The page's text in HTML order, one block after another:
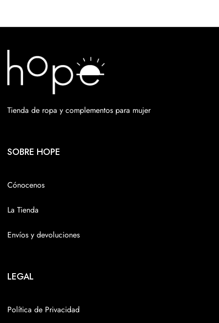
Tienda de ropa y complementos para mujer
SOBRE HOPE
Cónocenos
La Tienda
Envíos y devoluciones
LEGAL
Política de Privacidad